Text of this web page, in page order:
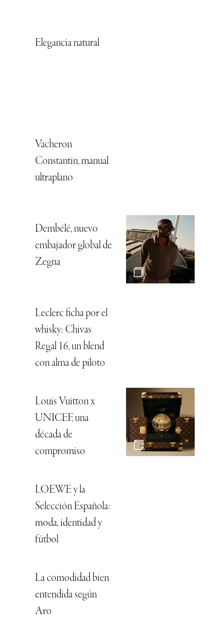
Elegancia natural
Vacheron
Constantin, manual
ultraplano
Dembélé, nuevo
embajador global de
Zegna
Leclerc ficha por el
whisky: Chivas
Regal 16, un blend
con alma de piloto
Louis Vuitton x
UNICEF, una
década de
compromiso
LOEWE y la
Selección Española:
moda, identidad y
fútbol
La comodidad bien
entendida según
Aro